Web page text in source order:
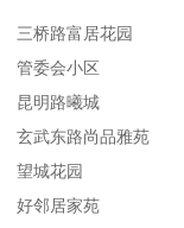
三桥路富居花园
管委会小区
昆明路曦城
玄武东路尚品雅苑
望城花园
好邻居家苑